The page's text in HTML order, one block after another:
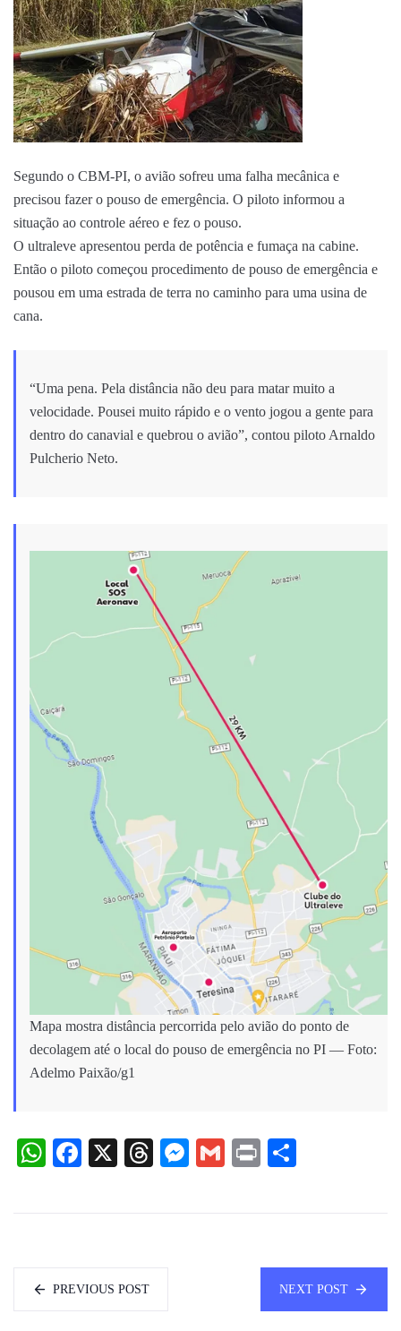
Segundo o CBM-PI, o avião sofreu uma falha mecânica e
precisou fazer o pouso de emergência. O piloto informou a
situação ao controle aéreo e fez o pouso.
O ultraleve apresentou perda de potência e fumaça na cabine.
Então o piloto começou procedimento de pouso de emergência e
pousou em uma estrada de terra no caminho para uma usina de
cana.
“Uma pena. Pela distância não deu para matar muito a
velocidade. Pousei muito rápido e o vento jogou a gente para
dentro do canavial e quebrou o avião”, contou piloto Arnaldo
Pulcherio Neto.
Mapa mostra distância percorrida pelo avião do ponto de
decolagem até o local do pouso de emergência no PI — Foto:
Adelmo Paixão/g1
WhatsApp
Facebook
X Threads
Messenger
Gmail
Print
PREVIOUS POST NEXT POST